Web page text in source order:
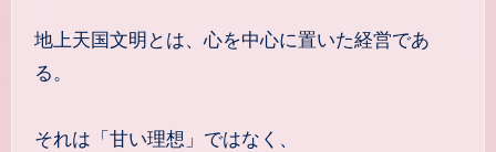
地上天国文明とは、心を中心に置いた経営であ
る。
それは「甘い理想」ではなく、